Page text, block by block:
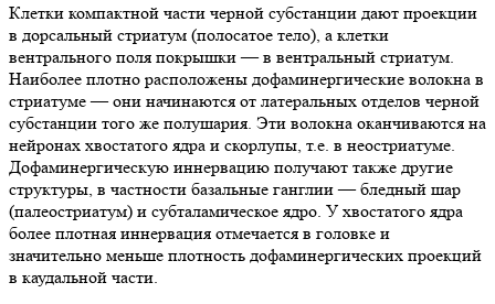
Клетки компактной части черной субстанции дают проекции
в дорсальный стриатум (полосатое тело), а клетки
вентрального поля покрышки — в вентральный стриатум.
Наиболее плотно расположены дофаминергические волокна в
стриатуме — они начинаются от латеральных отделов черной
субстанции того же полушария. Эти волокна оканчиваются на
нейронах хвостатого ядра и скорлупы, т.е. в неостриатуме.
Дофаминергическую иннервацию получают также другие
структуры, в частности базальные ганглии — бледный шар
(палеостриатум) и субталамическое ядро. У хвостатого ядра
более плотная иннервация отмечается в головке и
значительно меньше плотность дофаминергических проекций
в каудальной части.